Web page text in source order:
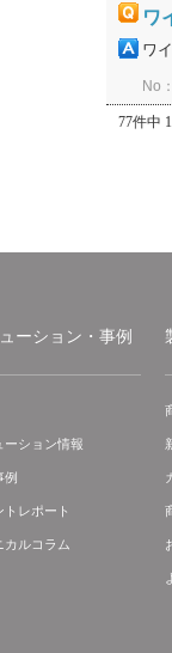
ワ
ワ
No
77件中
ーション・事例
ーション情報
例
トレポート
カルコラム